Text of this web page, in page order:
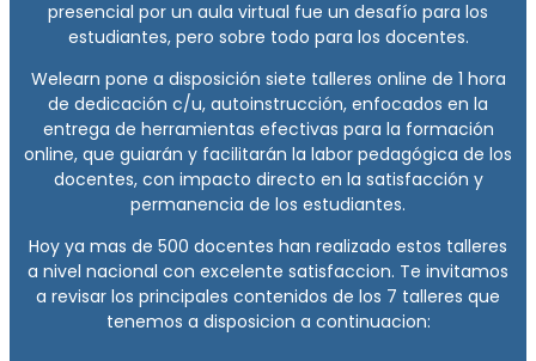
presencial por un aula virtual fue un desafío para los
estudiantes, pero sobre todo para los docentes.
Welearn pone a disposición siete talleres online de 1 hora
de dedicación c/u, autoinstrucción, enfocados en la
entrega de herramientas efectivas para la formación
online, que guiarán y facilitarán la labor pedagógica de los
docentes, con impacto directo en la satisfacción y
permanencia de los estudiantes.
Hoy ya mas de 500 docentes han realizado estos talleres
a nivel nacional con excelente satisfaccion. Te invitamos
a revisar los principales contenidos de los 7 talleres que
tenemos a disposicion a continuacion: